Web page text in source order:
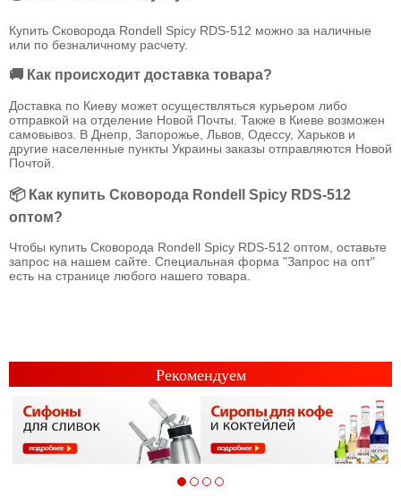
Купить Сковорода Rondell Spicy RDS-512 можно за наличные
или по безналичному расчету.
🚚 Как происходит доставка товара?
Доставка по Киеву может осуществляться курьером либо
отправкой на отделение Новой Почты. Также в Киеве возможен
самовывоз. В Днепр, Запорожье, Львов, Одессу, Харьков и
другие населенные пункты Украины заказы отправляются Новой
Почтой.
📦 Как купить Сковорода Rondell Spicy RDS-512
оптом?
Чтобы купить Сковорода Rondell Spicy RDS-512 оптом, оставьте
запрос на нашем сайте. Специальная форма "Запрос на опт"
есть на странице любого нашего товара.
Рекомендуем